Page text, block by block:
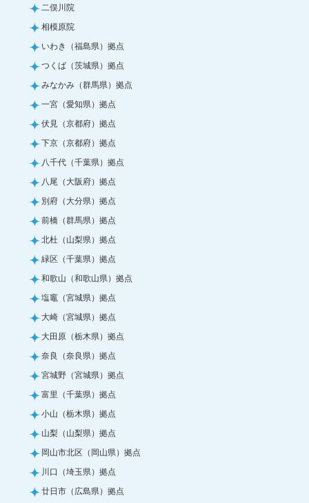
二俣川院
相模原院
いわき（福島県）拠点
つくば（茨城県）拠点
みなかみ（群馬県）拠点
一宮（愛知県）拠点
伏見（京都府）拠点
下京（京都府）拠点
八千代（千葉県）拠点
八尾（大阪府）拠点
別府（大分県）拠点
前橋（群馬県）拠点
北杜（山梨県）拠点
緑区（千葉県）拠点
和歌山（和歌山県）拠点
塩竈（宮城県）拠点
大崎（宮城県）拠点
大田原（栃木県）拠点
奈良（奈良県）拠点
宮城野（宮城県）拠点
富里（千葉県）拠点
小山（栃木県）拠点
山梨（山梨県）拠点
岡山市北区（岡山県）拠点
川口（埼玉県）拠点
廿日市（広島県）拠点